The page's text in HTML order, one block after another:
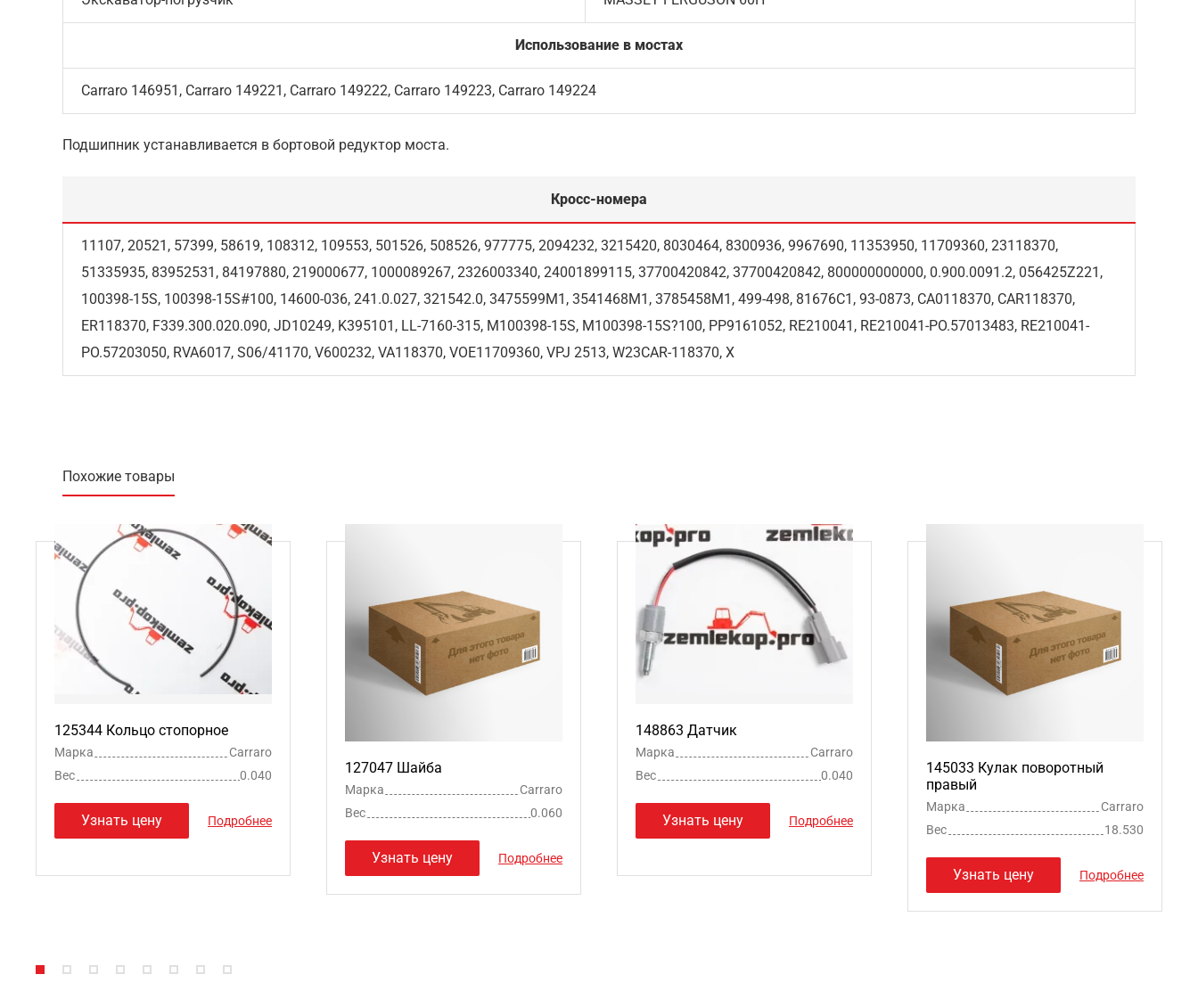
Использование в мостах
Carraro 146951, Carraro 149221, Carraro 149222, Carraro 149223, Carraro 149224
Подшипник устанавливается в бортовой редуктор моста.
Кросс-номера
11107, 20521, 57399, 58619, 108312, 109553, 501526, 508526, 977775, 2094232, 3215420, 8030464, 8300936, 9967690, 11353950, 11709360, 23118370,
51335935, 83952531, 84197880, 219000677, 1000089267, 2326003340, 24001899115, 37700420842, 37700420842, 800000000000, 0.900.0091.2, 056425Z221,
100398-15S, 100398-15S#100, 14600-036, 241.0.027, 321542.0, 3475599M1, 3541468M1, 3785458M1, 499-498, 81676C1, 93-0873, CA0118370, CAR118370,
ER118370, F339.300.020.090, JD10249, K395101, LL-7160-315, M100398-15S, M100398-15S?100, PP9161052, RE210041, RE210041-PO.57013483, RE210041-
PO.57203050, RVA6017, S06/41170, V600232, VA118370, VOE11709360, VPJ 2513, W23CAR-118370, X
Похожие товары
125344 Кольцо стопорное
Марка
Carraro
Вес
0.040
Узнать цену Подробнее
127047 Шайба
Марка
Carraro
Вес
0.060
Узнать цену Подробнее
148863 Датчик
Марка
Carraro
Вес
0.040
Узнать цену Подробнее
145033 Кулак поворотный
правый
Марка
Carraro
Вес
18.530
Узнать цену Подробнее